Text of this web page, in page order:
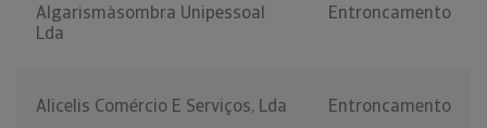
Algarismàsombra Unipessoal
Lda
Entroncamento
Alicelis Comércio E Serviços, Lda Entroncamento